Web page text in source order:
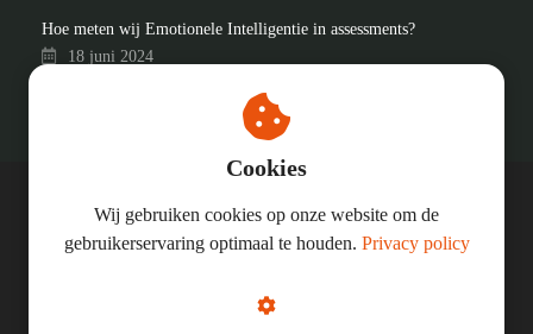
Hoe meten wij Emotionele Intelligentie in assessments?
18 juni 2024
© In Good Company
Cookies
Wij gebruiken cookies op onze website om de
gebruikerservaring optimaal te houden. Privacy policy